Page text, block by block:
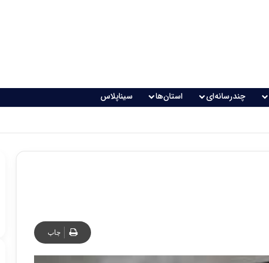
چندرسانه‌ای استان‌ها سیناپلاس
چاپ